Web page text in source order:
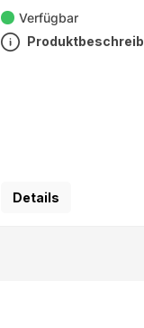
Verfügbar
Details